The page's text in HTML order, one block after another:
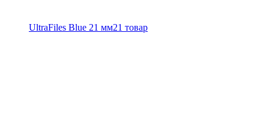
UltraFiles Blue 21 мм21 товар